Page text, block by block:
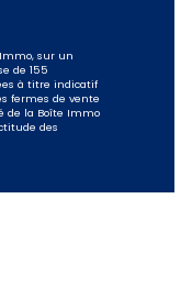
Immo, sur un
de 155
à titre indicatif
fermes de vente
de la Boîte Immo
des